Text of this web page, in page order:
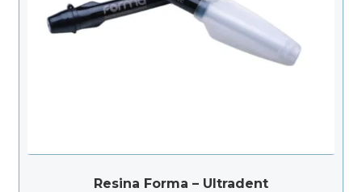
Nuevos Lanzamientos ▸
Resina Forma – Ultradent